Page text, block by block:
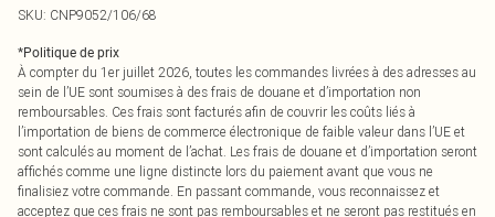
SKU: CNP9052/106/68
*Politique de prix
À compter du 1er juillet 2026, toutes les commandes livrées à des adresses au
sein de l’UE sont soumises à des frais de douane et d’importation non
remboursables. Ces frais sont facturés afin de couvrir les coûts liés à
l’importation de biens de commerce électronique de faible valeur dans l’UE et
sont calculés au moment de l’achat. Les frais de douane et d’importation seront
affichés comme une ligne distincte lors du paiement avant que vous ne
finalisiez votre commande. En passant commande, vous reconnaissez et
acceptez que ces frais ne sont pas remboursables et ne seront pas restitués en